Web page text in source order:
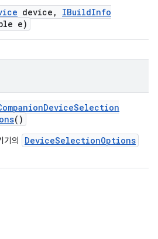
device , IBuildInfo
e)
DeviceSelection
()
기의 DeviceSelectionOptions